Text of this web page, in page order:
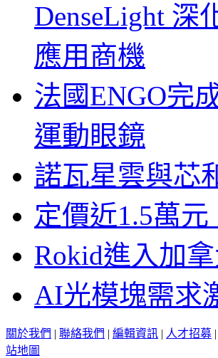
DenseLight
應用商機
法國ENGO完
運動眼鏡
諾瓦星雲與芯
定價近1.5萬
Rokid進入加
AI光模塊需求
關於我們 | 聯絡我們 | 編輯資訊 | 人才招募 |
站地圖